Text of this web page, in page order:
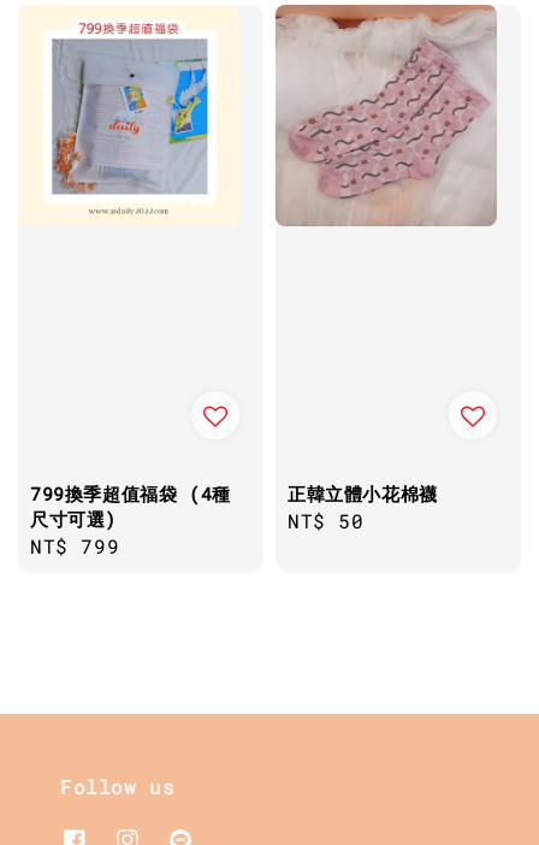
799換季超值福袋 (4種
尺寸可選)
Regular
NT$ 799
正韓立體小花棉襪
Regular
NT$ 50
Follow us